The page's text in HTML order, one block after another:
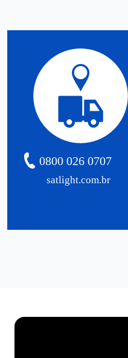
satlight.com.br
0800 026 0707